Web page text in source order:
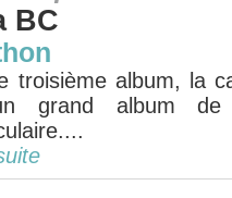
BC
troisième album, la
grand album